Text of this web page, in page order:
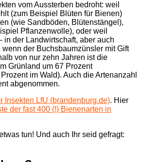
vom Aussterben bedroht: weil
(zum Beispiel Blüten für Bienen)
(wie Sandböden, Blütenstängel),
Pflanzenwolle), oder weil
in der Landwirtschaft, aber auch
wenn der Buchsbaumzünsler mit Gift
von nur zehn Jahren ist die
Grünland um 67 Prozent
im Wald). Auch die Artenanzahl
abgenommen.
Insekten LfU (brandenburg.de). Hier
der fast 400 (!) Bienenarten in
tun! Und auch Ihr seid gefragt: